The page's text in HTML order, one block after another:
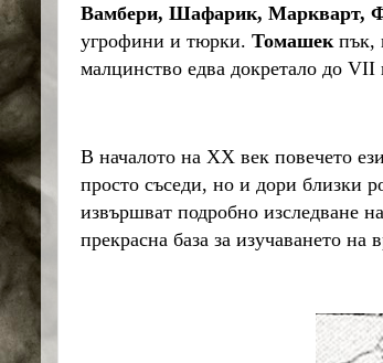
Вамбери, Шафарик, Маркварт,
угрофини и тюрки. Томашек пък,
малцинство едва докретало до VII
В началото на ХХ век повечето
просто съседи, но и дори близки
извършват подробно изследване
прекрасна база за изучаването